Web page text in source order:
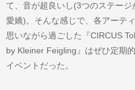
て、音が超良いし(3つのステー
愛嬌)。そんな感じで、各アーテ
思いながら過ごした『CIRCUS
by Kleiner Feigling』はぜひ定期
イベントだった。